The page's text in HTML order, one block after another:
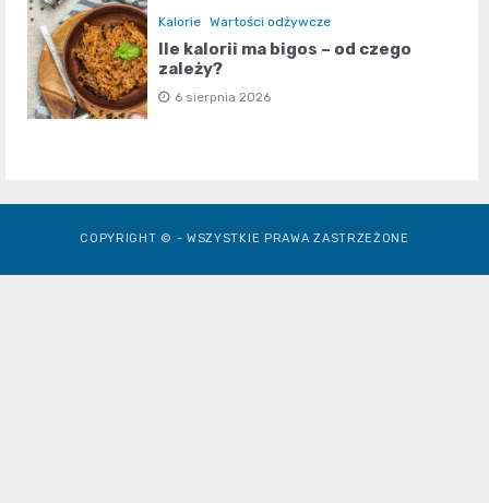
Kalorie Wartości odżywcze
Ile kalorii ma bigos – od czego
zależy?
6 sierpnia 2026
COPYRIGHT © - WSZYSTKIE PRAWA ZASTRZEŻONE